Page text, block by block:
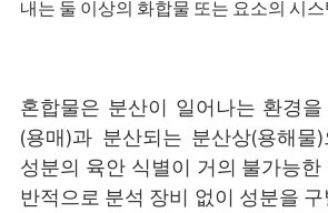
내는 둘 이상의 화합물 또는 요소의 시
혼합물은 분산이 일어나는 환경
(용매)과 분산되는 분산상(용해물
성분의 육안 식별이 거의 불가능
반적으로 분석 장비 없이 성분을